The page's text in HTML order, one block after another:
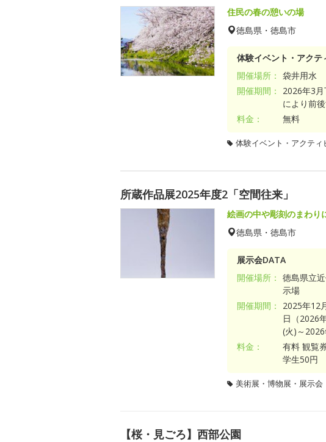
住民の春の憩いの場
徳島県・徳島市
体験イベント・アクテ
開催場所： 袋井用水
開催期間：
2026年3
により前
料金：
無料
体験イベント・アクティ
所蔵作品展2025年度2「空間往来」
絵画の中や彫刻のまわり
徳島県・徳島市
展示会DATA
開催場所： 徳島県立
示場
開催期間：
2025年12
日（2026
(火)～
料金：
有料 観覧
学生50円
美術展・博物展・展示会
【桜・見ごろ】西部公園